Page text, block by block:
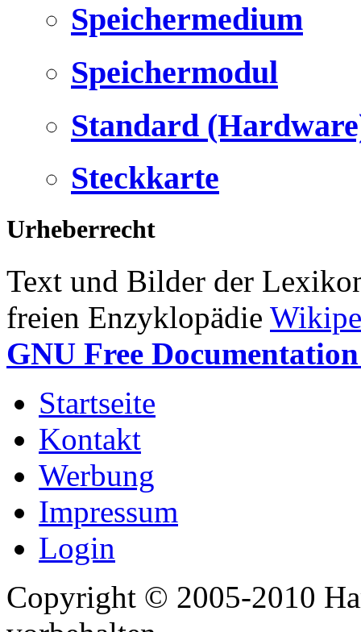
Speichermedium
Speichermodul
Standard
Steckkarte
Urheberrecht
Text und Bilder der
freien Enzyklopädie
GNU Free
Startseite
Kontakt
Werbung
Impressum
Login
Copyright © 2005-2010